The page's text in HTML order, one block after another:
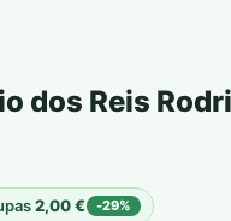
dos Reis
2,00€ -29%